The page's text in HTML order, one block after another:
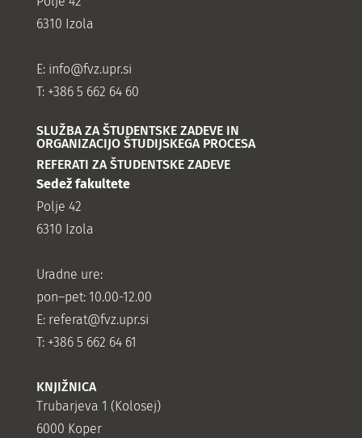
6310 Izola
E: info@fvz.upr.si
T: +386 5 662 64 60
SLUŽBA ZA ŠTUDENTSKE ZADEVE IN
ORGANIZACIJO ŠTUDIJSKEGA PROCESA
REFERATI ZA ŠTUDENTSKE ZADEVE
Sedež fakultete
Polje 42
6310 Izola
Uradne ure:
pon–pet: 10.00-12.00
E: referat@fvz.upr.si
T: +386 5 662 64 61
KNJIŽNICA
Trubarjeva 1 (Kolosej)
6000 Koper